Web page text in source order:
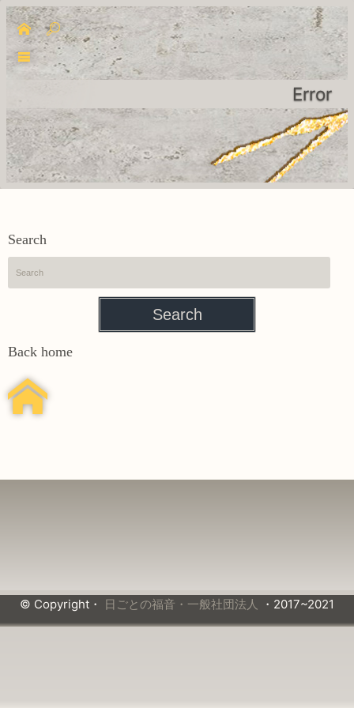
Error
Search
Search
Back home
© Copyright・ 日ごとの福音・一般社団法人 ・2017~2021